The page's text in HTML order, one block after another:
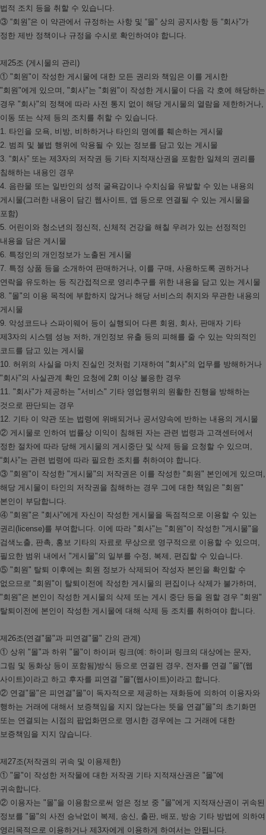
법적 조치 등을 취할 수 있습니다.
③ “회원”은 이 약관에서 규정하는 사항 및 “몰” 상의 공지사항 등 “회사”가
정한 제반 정책이나 규정을 수시로 확인하여야 합니다.
제25조 (게시물의 관리)
① "회원"이 작성한 게시물에 대한 모든 권리와 책임은 이를 게시한
"회원"에게 있으며, "회사"는 "회원"이 작성한 게시물이 다음 각 호에 해당하는
경우 "회사"의 정책에 따라 사전 통지 없이 해당 게시물의 열람을 제한하거나,
이동 또는 삭제 등의 조치를 취할 수 있습니다.
1. 타인을 모욕, 비방, 비하하거나 타인의 명예를 훼손하는 게시물
2. 범죄 및 불법 행위에 악용될 수 있는 정보를 담고 있는 게시물
3. “회사” 또는 제3자의 저작권 등 기타 지적재산권을 포함한 일체의 권리를
침해하는 내용인 경우
4. 음란물 또는 일반인의 성적 굴욕감이나 수치심을 유발할 수 있는 내용의
게시물(그러한 내용이 담긴 웹사이트, 앱 등으로 연결될 수 있는 게시물을
포함)
5. 어린이와 청소년의 정신적, 신체적 건강을 해칠 우려가 있는 선정적인
내용을 담은 게시물
6. 특정인의 개인정보가 노출된 게시물
7. 특정 상품 등을 소개하여 판매하거나, 이를 구매, 사용하도록 권하거나
연락을 유도하는 등 직간접적으로 영리추구를 위한 내용을 담고 있는 게시물
8. "몰"의 이용 목적에 부합하지 않거나 해당 서비스의 취지와 무관한 내용의
게시물
9. 악성코드나 스파이웨어 등이 실행되어 다른 회원, 회사, 판매자 기타
제3자의 시스템 성능 저하, 개인정보 유출 등의 피해를 줄 수 있는 악의적인
코드를 담고 있는 게시물
10. 허위의 사실을 마치 진실인 것처럼 기재하여 "회사"의 업무를 방해하거나
"회사"의 사실관계 확인 요청에 2회 이상 불응한 경우
11. "회사"가 제공하는 "서비스" 기타 영업행위의 원활한 진행을 방해하는
것으로 판단되는 경우
12. 기타 이 약관 또는 법령에 위배되거나 공서양속에 반하는 내용의 게시물
② 게시물로 인하여 법률상 이익이 침해된 자는 관련 법령과 고객센터에서
정한 절차에 따라 당해 게시물의 게시중단 및 삭제 등을 요청할 수 있으며,
“회사”는 관련 법령에 따라 필요한 조치를 취하여야 합니다.
③ "회원"이 작성한 "게시물"의 저작권은 이를 작성한 "회원" 본인에게 있으며,
해당 게시물이 타인의 저작권을 침해하는 경우 그에 대한 책임은 "회원"
본인이 부담합니다.
④ "회원"은 "회사"에게 자신이 작성한 게시물을 독점적으로 이용할 수 있는
권리(license)를 부여합니다. 이에 따라 "회사"는 "회원"이 작성한 "게시물"을
검색노출, 판촉, 홍보 기타의 자료로 무상으로 영구적으로 이용할 수 있으며,
필요한 범위 내에서 "게시물"의 일부를 수정, 복제, 편집할 수 있습니다.
⑤ "회원" 탈퇴 이후에는 회원 정보가 삭제되어 작성자 본인을 확인할 수
없으므로 "회원"이 탈퇴이전에 작성한 게시물의 편집이나 삭제가 불가하며,
"회원"은 본인이 작성한 게시물의 삭제 또는 게시 중단 등을 원할 경우 "회원"
탈퇴이전에 본인이 작성한 게시물에 대해 삭제 등 조치를 취하여야 합니다.
제26조(연결"몰"과 피연결"몰" 간의 관계)
① 상위 "몰"과 하위 "몰"이 하이퍼 링크(예: 하이퍼 링크의 대상에는 문자,
그림 및 동화상 등이 포함됨)방식 등으로 연결된 경우, 전자를 연결 "몰"(웹
사이트)이라고 하고 후자를 피연결 "몰"(웹사이트)이라고 합니다.
② 연결"몰"은 피연결"몰"이 독자적으로 제공하는 재화등에 의하여 이용자와
행하는 거래에 대해서 보증책임을 지지 않는다는 뜻을 연결"몰"의 초기화면
또는 연결되는 시점의 팝업화면으로 명시한 경우에는 그 거래에 대한
보증책임을 지지 않습니다.
제27조(저작권의 귀속 및 이용제한)
① "몰"이 작성한 저작물에 대한 저작권 기타 지적재산권은 "몰"에
귀속합니다.
② 이용자는 "몰"을 이용함으로써 얻은 정보 중 "몰"에게 지적재산권이 귀속된
정보를 "몰"의 사전 승낙없이 복제, 송신, 출판, 배포, 방송 기타 방법에 의하여
영리목적으로 이용하거나 제3자에게 이용하게 하여서는 안됩니다.